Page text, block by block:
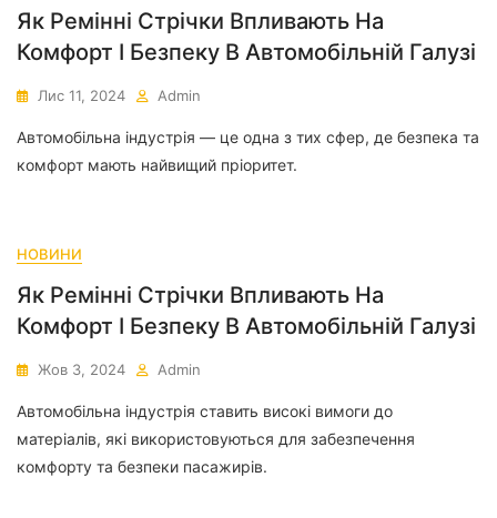
Як Ремінні Стрічки Впливають На
Комфорт І Безпеку В Автомобільній Галузі
Лис 11, 2024 Admin
Автомобільна індустрія — це одна з тих сфер, де безпека та
комфорт мають найвищий пріоритет.
НОВИНИ
Як Ремінні Стрічки Впливають На
Комфорт І Безпеку В Автомобільній Галузі
Жов 3, 2024 Admin
Автомобільна індустрія ставить високі вимоги до
матеріалів, які використовуються для забезпечення
комфорту та безпеки пасажирів.